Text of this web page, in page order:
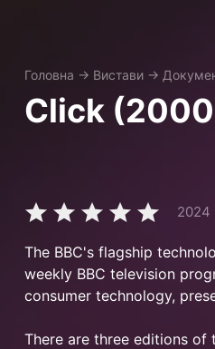
Головна → Вистави →
Click
2024
The BBC's flagship
weekly BBC television
consumer technology,
There are three editions